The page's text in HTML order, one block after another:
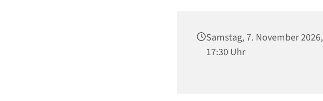
Samstag, 7. November 2026,
17:30 Uhr